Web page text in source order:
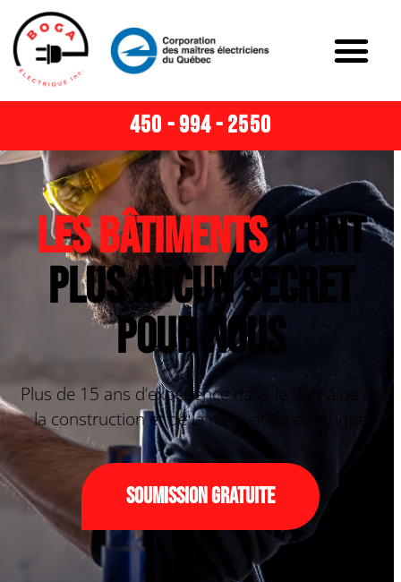
450 - 994 - 2550
Les bâtimentsn'ont
plus aucun secret
pour nous
Plus de 15 ans d’expérience dans le domaine de
la construction et de la rénovation électrique
Soumission gratuite